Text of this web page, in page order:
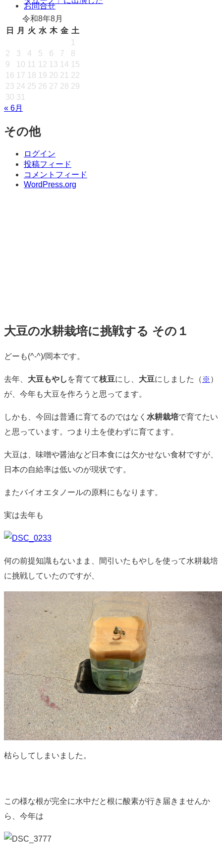
プ
お問合せ
令和8年8月
日
月 火 水 木 金 土
1
2
3 4 5 6 7
8
9
10 11 12 13 14 15
16 17 18 19 20 21 22
23 24 25 26 27 28 29
30 31
« 6月
その他
ログイン
投稿フィード
コメントフィード
WordPress.org
大豆の水耕栽培に挑戦する その１
標
どーも(^-^)/岡本です。
去年、 大豆もやし を育てて枝豆にし、 大豆にしました（ ※ ）
が、今年も大豆を作ろうと思ってます。
しかも、今回は普通に育てるのではなく 水耕栽培で育てたい
と思っています。つまり土を使わずに育てます。
大豆は、味噌や醤油など日本食には欠かせない食材ですが、
日本の自給率は低いのが現状です。
またバイオエタノールの原料にもなります。
実は去年も
何の前提知識もないまま、間引いたもやしを使って水耕栽培
に挑戦していたのですが、
枯らしてしまいました。
この様な根が完全に水中だと根に酸素が行き届きませんか
ら、今年は